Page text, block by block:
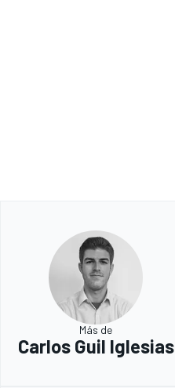
Más de
Carlos Guil Iglesias